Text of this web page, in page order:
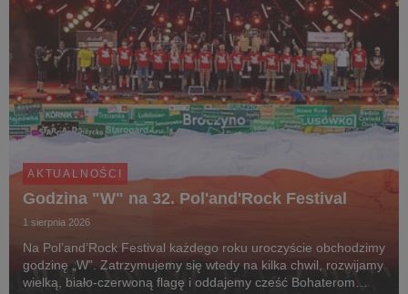
AKTUALNOŚCI
Godzina "W" na 32. Pol'and'Rock Festival
1 sierpnia 2026
Na Pol’and’Rock Festival każdego roku uroczyście obchodzimy
godzinę „W”. Zatrzymujemy się wtedy na kilka chwil, rozwijamy
wielką, biało-czerwoną flagę i oddajemy cześć Bohaterom